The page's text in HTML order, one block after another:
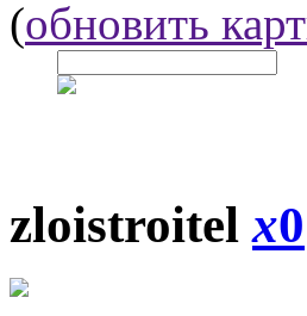
(обновить
zloistroitelx0